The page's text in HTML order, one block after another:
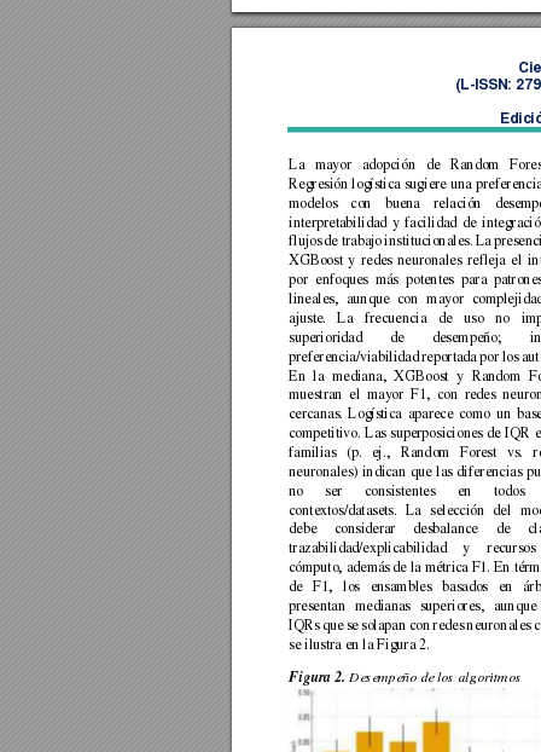
(L-ISSN:
La mayor adopción de Random
Regresión logística sugiere una
modelos
con buena relación
interpretabilidad y facilidad de
flujos de trabajo institucionales. La pres
XGBoost y redes neuronales refleja el
por
enfoques más potentes para
lineales,
aunque con mayor c
ajuste.
La frecuencia de uso no
superioridad
de desempeño;
preferencia/viabilidad reportada por los
En
la mediana, XGBoost y Random
muestran
el mayor F1, con redes
cercanas. Logística aparece como un
competitivo. Las superposiciones de IQR
familias
(p. ej., Random Forest vs. r
neuronales) indican que las diferencias
no
ser consistentes en
todos
contextos/datasets.
La selección del
debe
considerar desbalance de
trazabilidad/explicabilidad
y
recursos
cómputo, además de la métrica F1. En
de
F1, los ensambles basados en
presentan
medianas superiores,
aunque
IQRs que se solapan con redes neuronales
se ilustra en la Figura 2.
Figura 2. Desempeño de los algoritmos